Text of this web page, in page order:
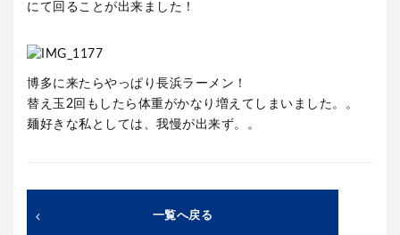
にて回ることが出来ました！
博多に来たらやっぱり長浜ラーメン！
替え玉2回もしたら体重がかなり増えてしまいました。。
麺好きな私としては、我慢が出来ず。。
一覧へ戻る